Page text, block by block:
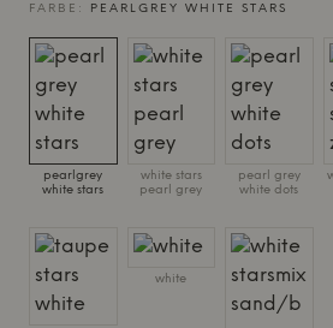
FARBE: PEARLGREY WHITE STARS
pearlgrey
white stars
white stars
pearl grey
pearl grey
white dots
white